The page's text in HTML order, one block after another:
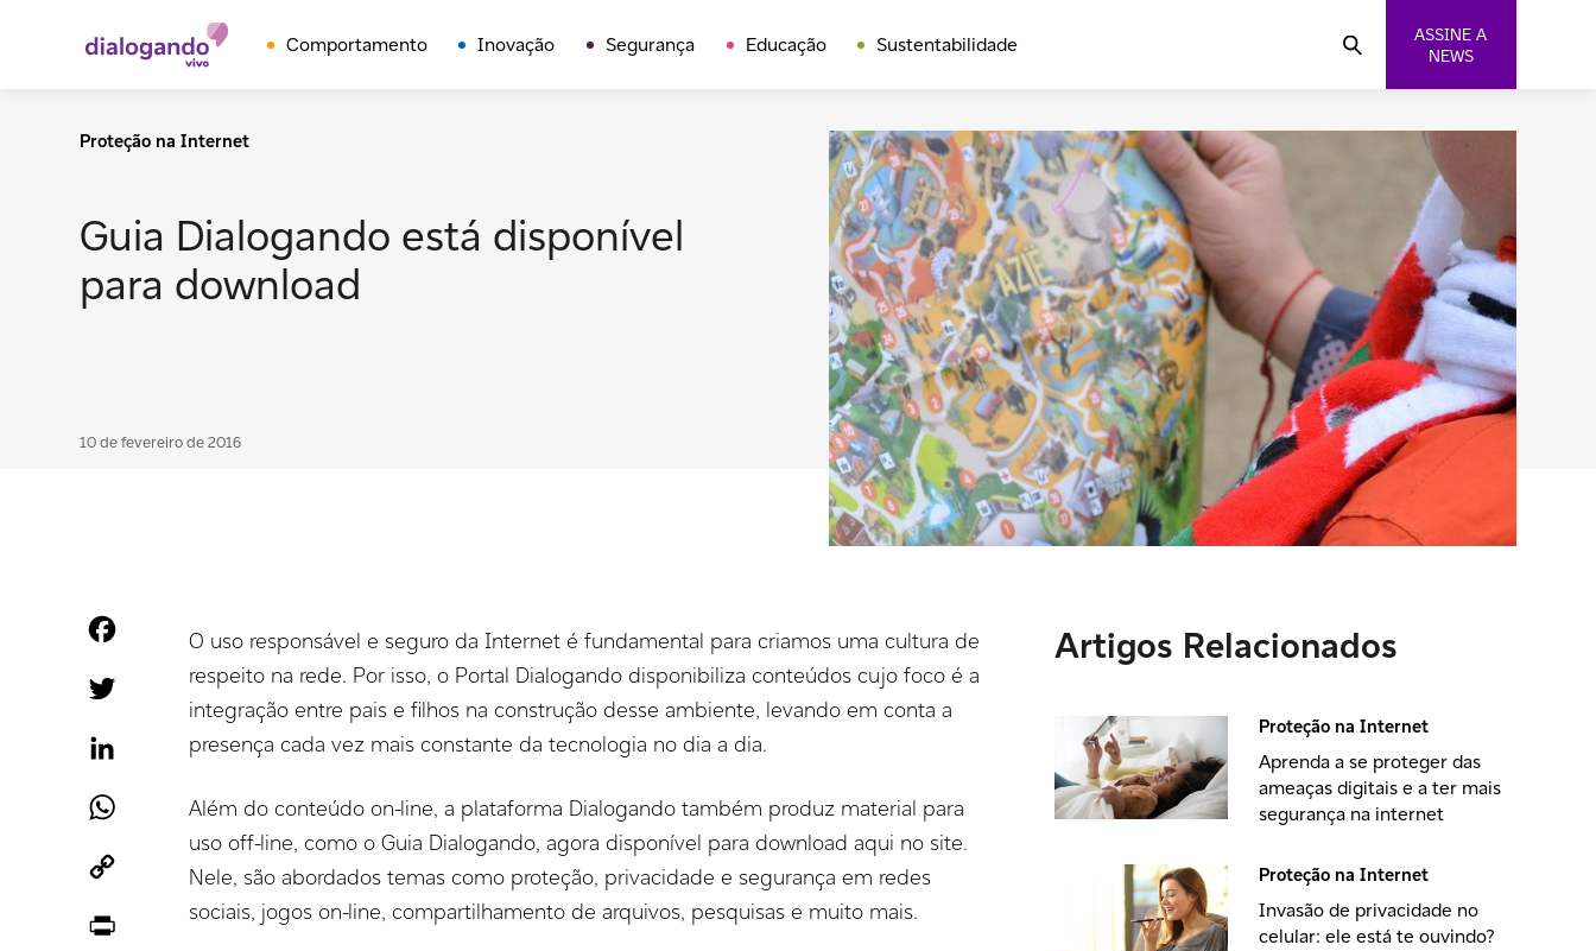
Comportamento Inovação Segurança Educação Sustentabilidade
ASSINE A
NEWS
Proteção na Internet
Guia Dialogando está disponível
para download
10 de fevereiro de 2016
Facebook
LinkedIn
WhatsApp
O uso responsável e seguro da Internet é fundamental para criamos uma cultura de
respeito na rede. Por isso, o Portal Dialogando disponibiliza conteúdos cujo foco é a
integração entre pais e filhos na construção desse ambiente, levando em conta a
presença cada vez mais constante da tecnologia no dia a dia.
Além do conteúdo on-line, a plataforma Dialogando também produz material para
uso off-line, como o Guia Dialogando, agora disponível para download aqui no site.
Nele, são abordados temas como proteção, privacidade e segurança em redes
sociais, jogos on-line, compartilhamento de arquivos, pesquisas e muito mais.
Artigos Relacionados
Proteção na Internet
Aprenda a se proteger das
ameaças digitais e a ter mais
segurança na internet
Proteção na Internet
Invasão de privacidade no
celular: ele está te ouvindo?